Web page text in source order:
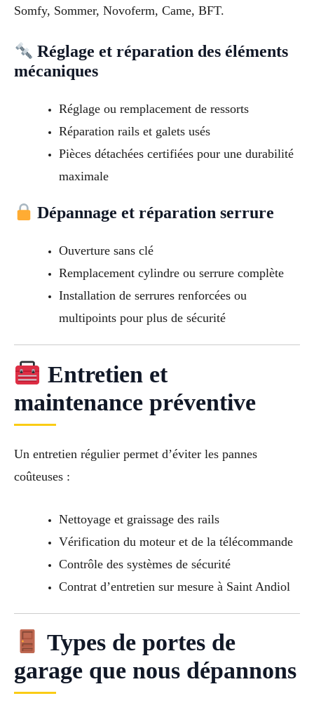
Somfy, Sommer, Novoferm, Came, BFT.
Réglage et réparation des éléments
mécaniques
Réglage ou remplacement de ressorts
Réparation rails et galets usés
Pièces détachées certifiées pour une durabilité
maximale
Dépannage et réparation serrure
Ouverture sans clé
Remplacement cylindre ou serrure complète
Installation de serrures renforcées ou
multipoints pour plus de sécurité
Entretien et
maintenance préventive
Un entretien régulier permet d’éviter les pannes
coûteuses :
Nettoyage et graissage des rails
Vérification du moteur et de la télécommande
Contrôle des systèmes de sécurité
Contrat d’entretien sur mesure à Saint Andiol
Types de portes de
garage que nous dépannons